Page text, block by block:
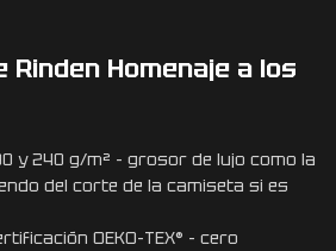
Homenaje a los
y 240 g/m² – grosor de lujo como la
del corte de la camiseta si es
OEKO-TEX® – cero